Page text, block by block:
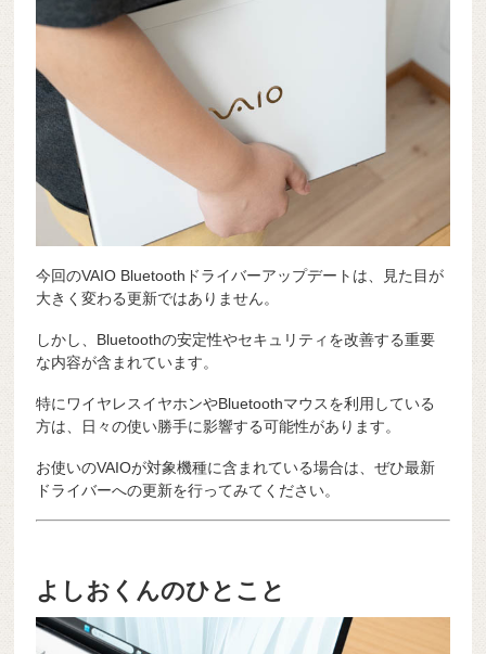
今回のVAIO Bluetoothドライバーアップデートは、見た目が
大きく変わる更新ではありません。
しかし、Bluetoothの安定性やセキュリティを改善する重要
な内容が含まれています。
特にワイヤレスイヤホンやBluetoothマウスを利用している
方は、日々の使い勝手に影響する可能性があります。
お使いのVAIOが対象機種に含まれている場合は、ぜひ最新
ドライバーへの更新を行ってみてください。
よしおくんのひとこと